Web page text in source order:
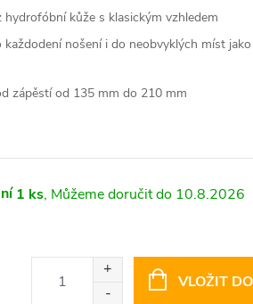
kůže s klasickým vzhledem
nošení i do neobvyklých míst
zápěstí od 135 mm do 210 mm
1 ks 10.8.2026
VLOŽIT